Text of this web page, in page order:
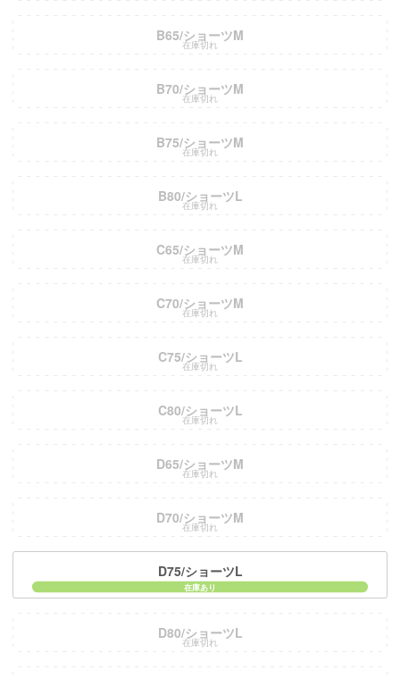
B65/ショーツM
在庫切れ
B70/ショーツM
在庫切れ
B75/ショーツM
在庫切れ
B80/ショーツL
在庫切れ
C65/ショーツM
在庫切れ
C70/ショーツM
在庫切れ
C75/ショーツL
在庫切れ
C80/ショーツL
在庫切れ
D65/ショーツM
在庫切れ
D70/ショーツM
在庫切れ
D75/ショーツL
D80/ショーツL
在庫切れ